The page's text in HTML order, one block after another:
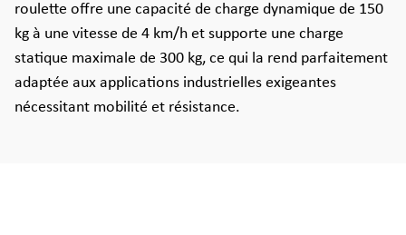
roulette offre une capacité de charge dynamique de 150
kg à une vitesse de 4 km/h et supporte une charge
statique maximale de 300 kg, ce qui la rend parfaitement
adaptée aux applications industrielles exigeantes
nécessitant mobilité et résistance.